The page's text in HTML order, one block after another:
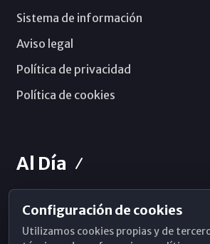
Sistema de información
Aviso legal
Política de privacidad
Política de cookies
Al Día
Horarios de Misa
Hemeroteca
Configuración de cookies
Utilizamos cookies propias y de